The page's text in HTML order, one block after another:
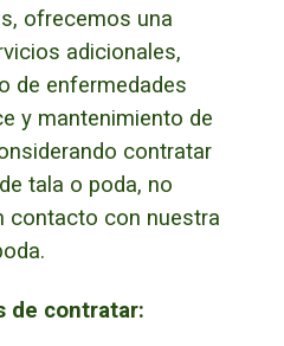
ofrecemos una
adicionales,
de enfermedades
y mantenimiento de
contratar
tala o poda, no
contacto con nuestra
de contratar: